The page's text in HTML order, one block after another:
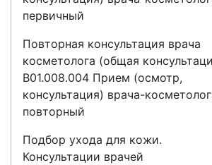
первичный
Повторная консультация врача
косметолога (общая
В01.008.004 Прием (осмотр,
консультация) врача-
повторный
Подбор ухода для кожи.
Консультации врачей